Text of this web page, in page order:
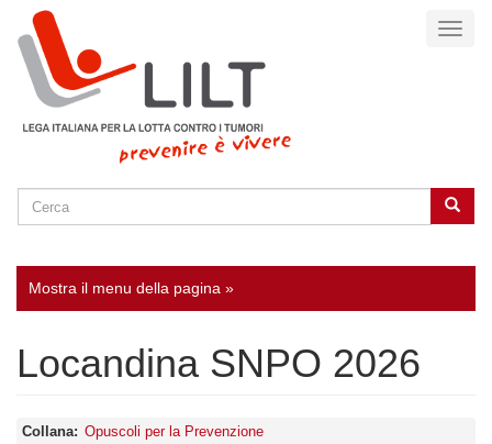
contenuto
principale
SEARCH Cerca
Mostra il menu della pagina »
Locandina SNPO 2026
Collana Opuscoli per la Prevenzione